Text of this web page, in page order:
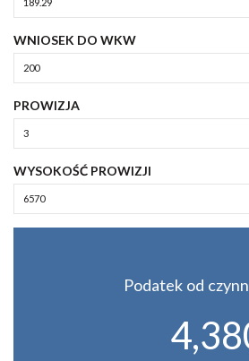
WNIOSEK DO WKW
PROWIZJA
WYSOKOŚĆ PROWIZJI
Podatek od